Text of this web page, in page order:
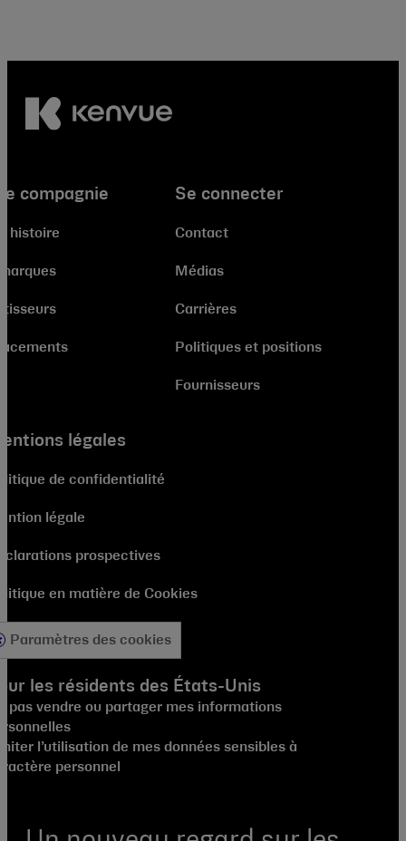
compagnie
histoire
Se connecter
Contact
Médias
Carrières
Politiques et positions
Fournisseurs
légales
de confidentialité
légale
prospectives
en matière de Cookies
Paramètres des cookies
les résidents des États-Unis
pas vendre ou partager mes informations
l’utilisation de mes données sensibles à
personnel